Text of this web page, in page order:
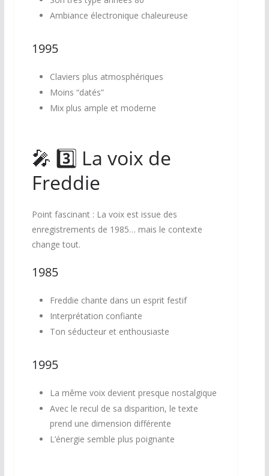
Ambiance électronique chaleureuse
1995
Claviers plus atmosphériques
Moins “datés”
Mix plus ample et moderne
🎤 3️⃣ La voix de
Freddie
Point fascinant : La voix est issue des
enregistrements de 1985… mais le contexte
change tout.
1985
Freddie chante dans un esprit festif
Interprétation confiante
Ton séducteur et enthousiaste
1995
La même voix devient presque nostalgique
Avec le recul de sa disparition, le texte
prend une dimension différente
L’énergie semble plus poignante